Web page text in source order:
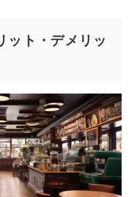
ット・デメリッ